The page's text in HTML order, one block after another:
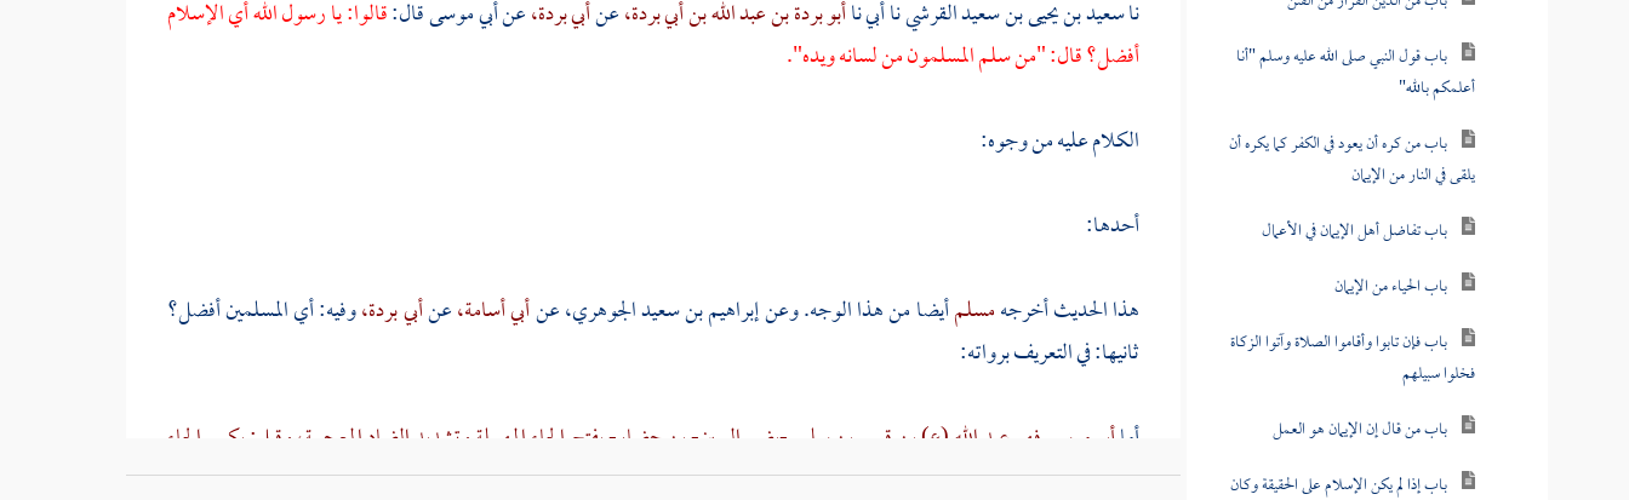
باب قول النبي صلى الله عليه وسلم "أنا
أعلمكم بالله"
باب من كره أن يعود في الكفر كما يكره أن
يلقى في النار من الإيمان
باب تفاضل أهل الإيمان في الأعمال
باب الحياء من الإيمان
باب فإن تابوا وأقاموا الصلاة وآتوا الزكاة
فخلوا سبيلهم
باب من قال إن الإيمان هو العمل
باب إذا لم يكن الإسلام على الحقيقة وكان
ناسعيد بن يحيى بن سعيد القرشينا أبي ناأبو بردة بن عبد الله بن أبي بردة،عنأبي بردة،عنأبي موسىقال:قالوا: يا رسول الله أي الإسلام
أفضل؟ قال: "من سلم المسلمون من لسانه ويده".
الكلام عليه من وجوه:
أحدها:
هذا الحديث أخرجهمسلمأيضا من هذا الوجه. وعنإبراهيم بن سعيد الجوهري،عنأبي أسامة،عنأبي بردة،وفيه: أي المسلمين أفضل؟
ثانيها: في التعريف برواته:
أماأبو موسى فهو عبد الله (ع) بن قيس بن سليم -بضم السين- بن حضار- بفتح الحاء المهملة وتشديد الضاد المعجمة، وقيل: بكسر الحاء
وتخفيف الضاد- الأشعري الصحابي الكبيراستعمله - صلى الله عليه وسلم - علىزبيدوعدن،وساحلاليمن،واستعملهعمرعلىالكوفة